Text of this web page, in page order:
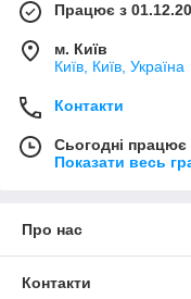
Працює з
м. Київ
Київ, Київ, Україна
Контакти
Сьогодні працює
Показати весь
Про нас
Контакти